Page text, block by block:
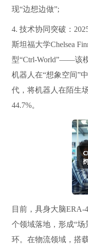
现“边想边做”;
4. 技术协同突破：
斯坦福大学Chelsea
型“Ctrl-World”——该
机器人在“想象空间”
代，将机器人在陌生
44.7%。
目前，具身大脑
个领域落地，形成“
环。在物流领域，搭